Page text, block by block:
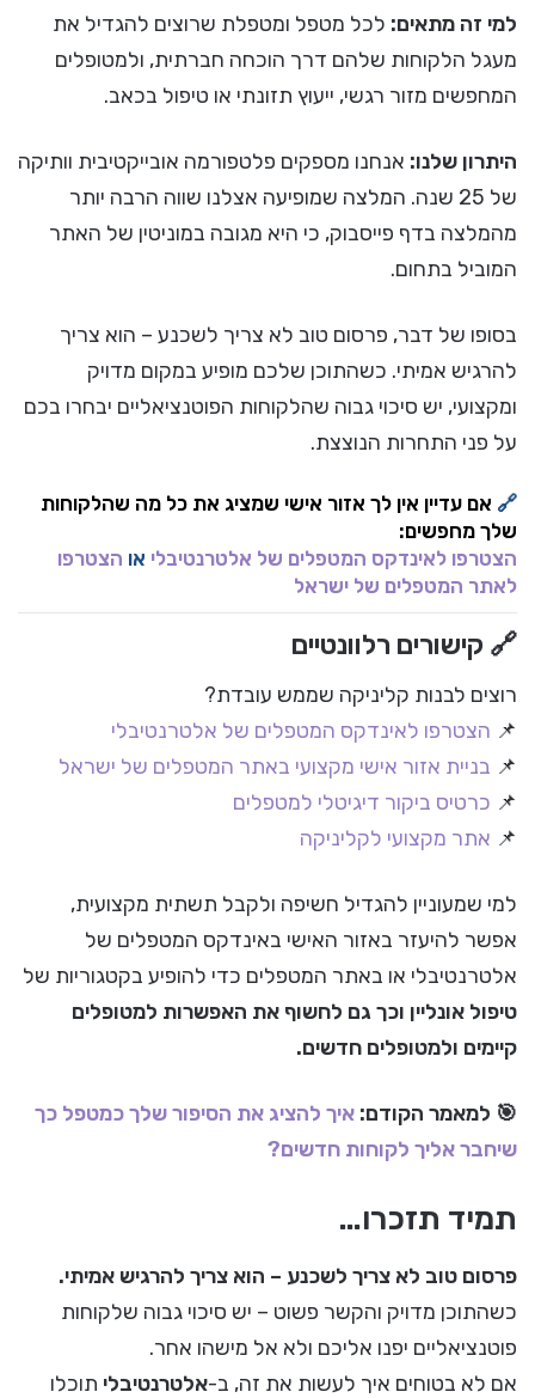
למי זה מתאים: לכל מטפל ומטפלת שרוצים להגדיל את
מעגל הלקוחות שלהם דרך הוכחה חברתית, ולמטופלים
המחפשים מזור רגשי, ייעוץ תזונתי או טיפול בכאב.
היתרון שלנו: אנחנו מספקים פלטפורמה אובייקטיבית וותיקה
של 25 שנה. המלצה שמופיעה אצלנו שווה הרבה יותר
מהמלצה בדף פייסבוק, כי היא מגובה במוניטין של האתר
המוביל בתחום.
בסופו של דבר, פרסום טוב לא צריך לשכנע – הוא צריך
להרגיש אמיתי. כשהתוכן שלכם מופיע במקום מדויק
ומקצועי, יש סיכוי גבוה שהלקוחות הפוטנציאליים יבחרו בכם
על פני התחרות הנוצצת.
🔗 אם עדיין אין לך אזור אישי שמציג את כל מה שהלקוחות
שלך מחפשים:
הצטרפו לאינדקס המטפלים של אלטרנטיבלי או הצטרפו
לאתר המטפלים של ישראל
🔗 קישורים רלוונטיים
רוצים לבנות קליניקה שממש עובדת?
📌 הצטרפו לאינדקס המטפלים של אלטרנטיבלי
📌 בניית אזור אישי מקצועי באתר המטפלים של ישראל
📌 כרטיס ביקור דיגיטלי למטפלים
📌 אתר מקצועי לקליניקה
למי שמעוניין להגדיל חשיפה ולקבל תשתית מקצועית,
אפשר להיעזר באזור האישי באינדקס המטפלים של
אלטרנטיבלי או באתר המטפלים כדי להופיע בקטגוריות של
טיפול אונליין וכך גם לחשוף את האפשרות למטופלים
קיימים ולמטופלים חדשים.
🎯 למאמר הקודם: איך להציג את הסיפור שלך כמטפל כך
שיחבר אליך לקוחות חדשים?
תמיד תזכרו…
פרסום טוב לא צריך לשכנע – הוא צריך להרגיש אמיתי.
כשהתוכן מדויק והקשר פשוט – יש סיכוי גבוה שלקוחות
פוטנציאליים יפנו אליכם ולא אל מישהו אחר.
אם לא בטוחים איך לעשות את זה, ב-אלטרנטיבלי תוכלו